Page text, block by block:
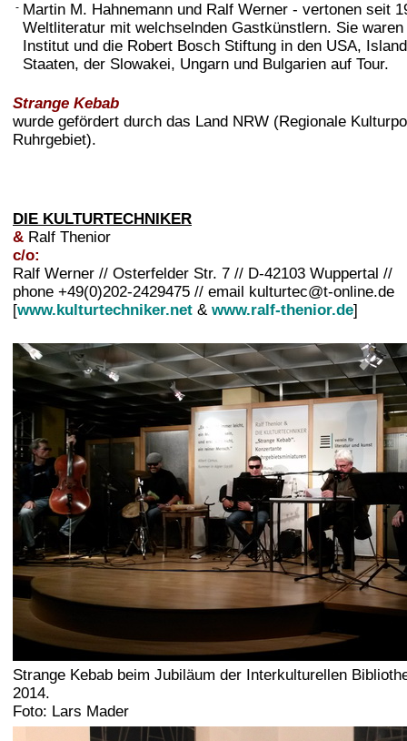
- Martin M. Hahnemann und Ralf Werner - vertonen seit
Weltliteratur mit welchselnden Gastkünstlern. Sie
Institut und die Robert Bosch Stiftung in den USA,
Staaten, der Slowakei, Ungarn und Bulgarien auf Tour.
Strange Kebab
wurde gefördert durch das Land NRW (Regionale
Ruhrgebiet).
DIE KULTURTECHNIKER
& Ralf Thenior
c/o:
Ralf Werner // Osterfelder Str. 7 // D-42103 Wuppertal //
phone +49(0)202-2429475 // email kulturtec@t-online.de
[www.kulturtechniker.net & www.ralf-thenior.de]
Strange Kebab beim Jubiläum der Interkulturellen
2014.
Foto: Lars Mader